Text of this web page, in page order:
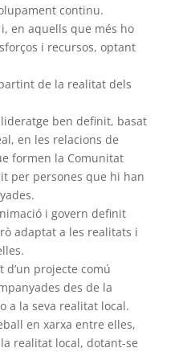
continu.
en aquells que més ho
i recursos, optant
de la realitat dels
ben definit, basat
en les relacions de
formen la Comunitat
per persones que hi han
i govern definit
adaptat a les realitats i
d’un projecte comú
des de la
a la seva realitat local.
en xarxa entre elles,
realitat local, dotant-se